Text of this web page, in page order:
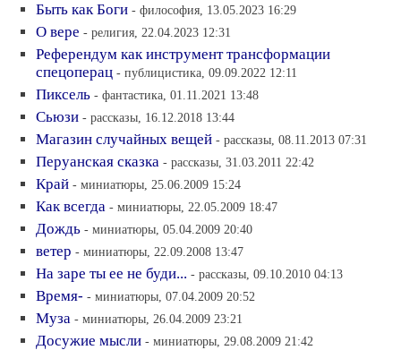
Быть как Боги - философия, 13.05.2023 16:29
О вере - религия, 22.04.2023 12:31
Референдум как инструмент трансформации
спецоперац - публицистика, 09.09.2022 12:11
Пиксель - фантастика, 01.11.2021 13:48
Сьюзи - рассказы, 16.12.2018 13:44
Магазин случайных вещей - рассказы, 08.11.2013 07:31
Перуанская сказка - рассказы, 31.03.2011 22:42
Край - миниатюры, 25.06.2009 15:24
Как всегда - миниатюры, 22.05.2009 18:47
Дождь - миниатюры, 05.04.2009 20:40
ветер - миниатюры, 22.09.2008 13:47
На заре ты ее не буди... - рассказы, 09.10.2010 04:13
Время- - миниатюры, 07.04.2009 20:52
Муза - миниатюры, 26.04.2009 23:21
Досужие мысли - миниатюры, 29.08.2009 21:42